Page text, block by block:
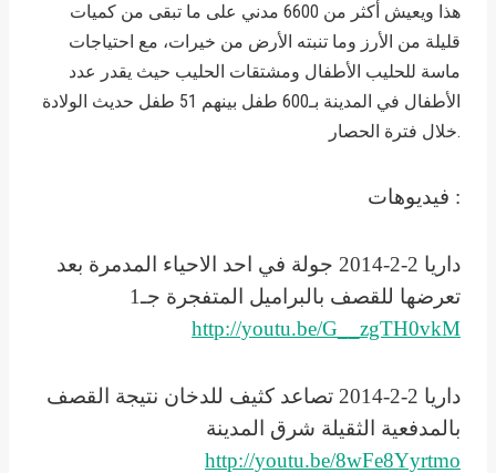
هذا ويعيش أكثر من 6600 مدني على ما تبقى من كميات
قليلة من الأرز وما تنبته الأرض من خيرات، مع احتياجات
ماسة للحليب الأطفال ومشتقات الحليب حيث يقدر عدد
الأطفال في المدينة بـ600 طفل بينهم 51 طفل حديث الولادة
خلال فترة الحصار.
فيديوهات :
داريا 2-2-2014 جولة في احد الاحياء المدمرة بعد
تعرضها للقصف بالبراميل المتفجرة جـ1
http://youtu.be/G__zgTH0vkM
داريا 2-2-2014 تصاعد كثيف للدخان نتيجة القصف
بالمدفعية الثقيلة شرق المدينة
http://youtu.be/8wFe8Yyrtmo